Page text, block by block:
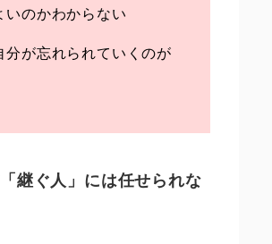
いのかわからない
分が忘れられていくのが
継ぐ人」には任せられな